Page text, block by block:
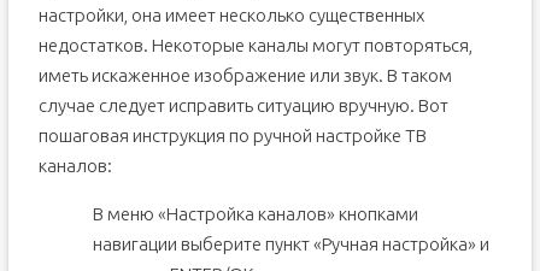
настройки, она имеет несколько существенных
недостатков. Некоторые каналы могут повторяться,
иметь искаженное изображение или звук. В таком
случае следует исправить ситуацию вручную. Вот
пошаговая инструкция по ручной настройке ТВ
каналов:
В меню «Настройка каналов» кнопками
навигации выберите пункт «Ручная настройка» и